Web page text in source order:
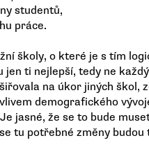
studentů,
práce.
školy, o které je s tím
ti nejlepší, tedy ne
na úkor jiných škol,
demografického
jasné, že se to bude
tu potřebné změny budou